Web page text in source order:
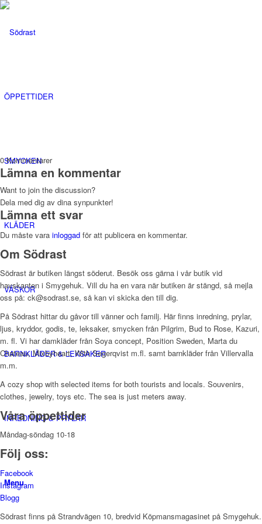
ÖPPETTIDER
SMYCKEN
KLÄDER
VÄSKOR
BARNKLÄDER & LEKSAKER
INREDNING & PRYLAR
Menu
0 Kommentarer
Lämna en kommentar
Want to join the discussion?
Dela med dig av dina synpunkter!
Lämna ett svar
Du måste vara inloggad för att publicera en kommentar.
Om Södrast
Södrast är butiken längst söderut. Besök oss gärna i vår butik vid
havskanten i Smygehuk. Vill du ha en vara när butiken är stängd, så mejla
oss på: ck@sodrast.se, så kan vi skicka den till dig.
På Södrast hittar du gåvor till vänner och familj. Här finns inredning, prylar,
ljus, kryddor, godis, te, leksaker, smycken från Pilgrim, Bud to Rose, Kazuri,
m. fl. Vi har damkläder från Soya concept, Position Sweden, Marta du
Chateau, Mixbyheart, With Segerqvist m.fl. samt barnkläder från Villervalla
m.m.
A cozy shop with selected items for both tourists and locals. Souvenirs,
clothes, jewelry, toys etc. The sea is just meters away.
Våra öppettider
Måndag-söndag 10-18
Följ oss:
Facebook
Instagram
Blogg
Södrast finns på Strandvägen 10, bredvid Köpmansmagasinet på Smygehuk.